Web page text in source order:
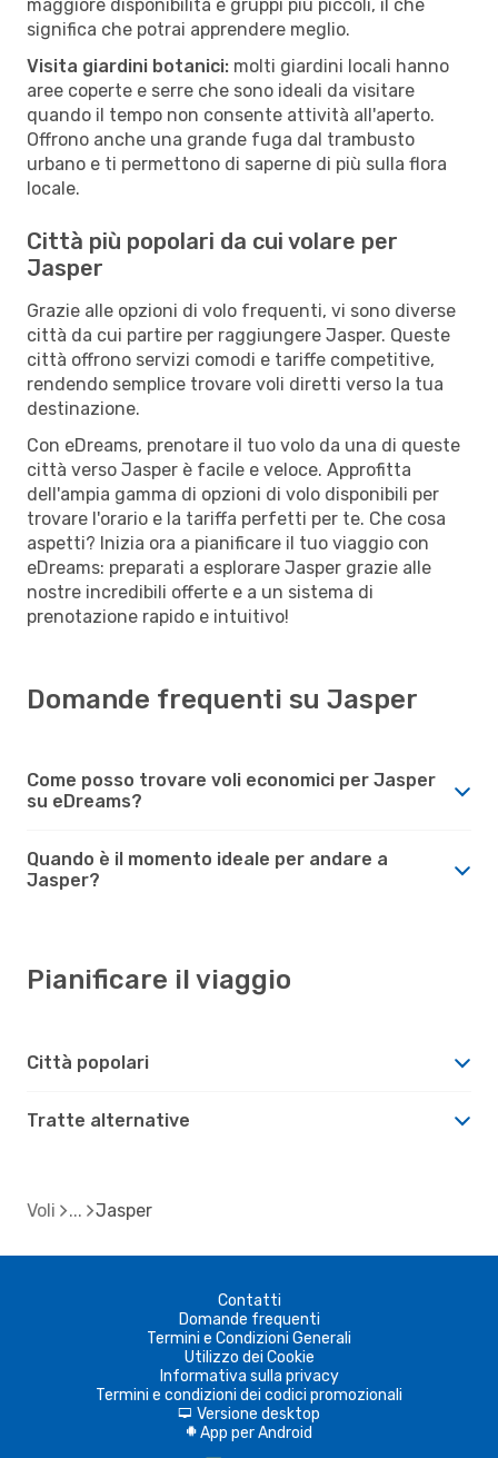
maggiore disponibilità e gruppi più piccoli, il che
significa che potrai apprendere meglio.
Visita giardini botanici: molti giardini locali hanno
aree coperte e serre che sono ideali da visitare
quando il tempo non consente attività all'aperto.
Offrono anche una grande fuga dal trambusto
urbano e ti permettono di saperne di più sulla flora
locale.
Città più popolari da cui volare per
Jasper
Grazie alle opzioni di volo frequenti, vi sono diverse
città da cui partire per raggiungere Jasper. Queste
città offrono servizi comodi e tariffe competitive,
rendendo semplice trovare voli diretti verso la tua
destinazione.
Con eDreams, prenotare il tuo volo da una di queste
città verso Jasper è facile e veloce. Approfitta
dell'ampia gamma di opzioni di volo disponibili per
trovare l'orario e la tariffa perfetti per te. Che cosa
aspetti? Inizia ora a pianificare il tuo viaggio con
eDreams: preparati a esplorare Jasper grazie alle
nostre incredibili offerte e a un sistema di
prenotazione rapido e intuitivo!
Domande frequenti su Jasper
Come posso trovare voli economici per Jasper
su eDreams?
Quando è il momento ideale per andare a
Jasper?
Pianificare il viaggio
Città popolari
Tratte alternative
Voli Jasper
Contatti
Domande frequenti
Termini e Condizioni Generali
Utilizzo dei Cookie
Informativa sulla privacy
Termini e condizioni dei codici promozionali
d Versione desktop
A App per Android